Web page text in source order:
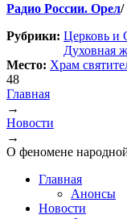
Радио России. Орел/
Рубрики: Церковь
Духовная
Место: Храм
48
Вы здесь
Главная
→
Новости
→
О феномене
Главная
Анонсы
Новости